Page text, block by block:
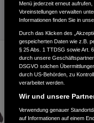
Menü jederzeit erneut
Voreinstellungen verwalten
Informationen finden Sie in
Durch das Klicken des
gespeicherten Daten wie z.B.
§ 25 Abs. 1 TTDSG sowie Art.
durch unsere
DSGVO solchen
durch US-Behörden, zu
verarbeitet werden.
Wir und unsere
Verwendung genauer
auf Informationen auf einem